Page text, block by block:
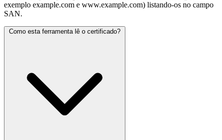
exemplo example.com e www.example.com) listando-os no campo
SAN.
Como esta ferramenta lê o certificado?